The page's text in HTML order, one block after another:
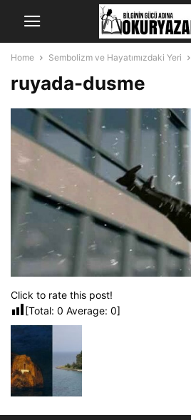
Home Sembolizm ve Hayatımızdaki Yeri
ruyada-dusme
Click to rate this post!
[Total: 0 Average: 0]